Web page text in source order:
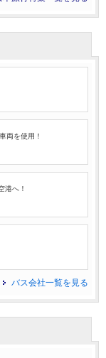
両を使用！
港へ！
バス会社一覧を見る